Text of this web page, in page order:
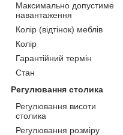
Максимально допустиме
навантаження
Колір (відтінок) меблів
Колір
Гарантійний термін
Стан
Регулювання столика
Регулювання висоти
столика
Регулювання розміру